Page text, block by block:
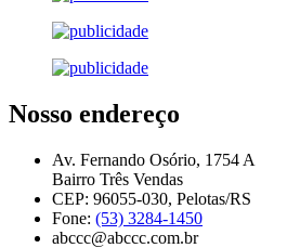
Nosso endereço
Av. Fernando Osório, 1754 A
Bairro Três Vendas
CEP: 96055-030, Pelotas/RS
Fone: (53) 3284-1450
abccc@abccc.com.br